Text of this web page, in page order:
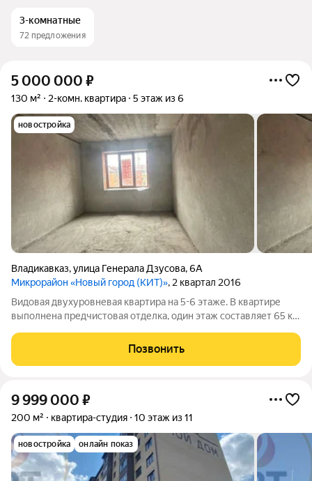
3-комнатные
72 предложения
5 000 000 ₽
130 м² 2-комн. квартира 5 этаж из 6
новостройка
Владикавказ,улица Генерала Дзусова,6А
Микрорайон «Новый город (КИТ)», 2 квартал 2016
Видовая двухуровневая квартира на 5-6 этаже. В квартире
выполнена предчистовая отделка, один этаж составляет 65 кв
районе нашего города, рядом Чиба и Викалина, Деликат и
множество удобств. Во
Позвонить
9 999 000 ₽
200 м² квартира-студия 10 этаж из 11
новостройка онлайн показ